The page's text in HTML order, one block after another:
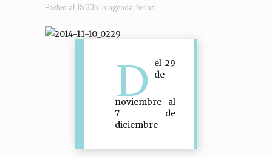
Posted at 15:33h in agenda, ferias
D
el 29
de
noviembre al
7 de
diciembre